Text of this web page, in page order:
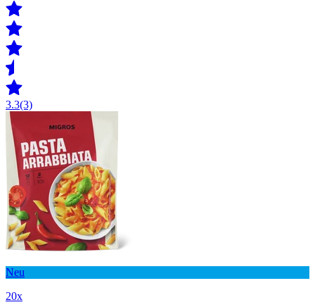
3.3(3)
Neu
20x